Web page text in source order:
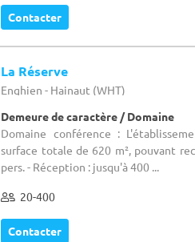
Contacter
La Réserve
Enghien - Hainaut (WHT)
Demeure de caractère / Domaine
Domaine conférence :
surface totale de 620 m², pouvant
pers. - Réception : jusqu'à 400 ...
20-400
Contacter